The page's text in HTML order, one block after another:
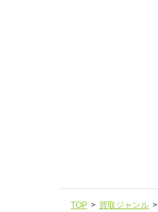
TOP > 買取ジャンル >